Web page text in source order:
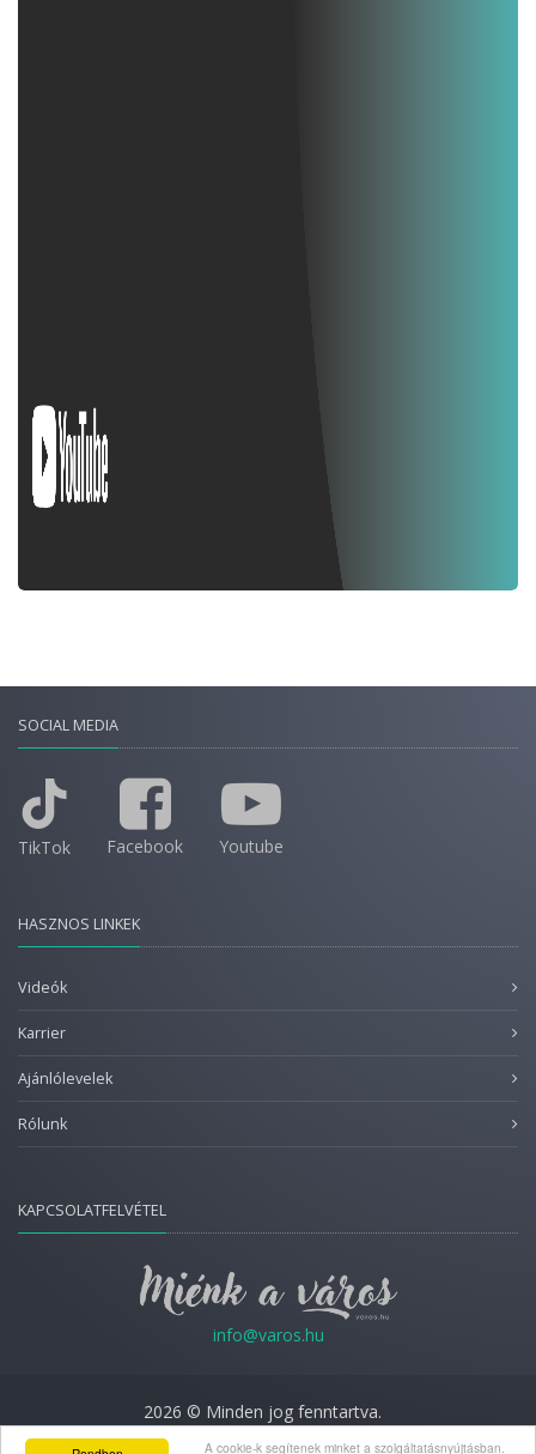
A cookie-k segítenek minket a szolgáltatásnyújtásban.
SOCIAL MEDIA
TikTok Facebook Youtube
HASZNOS LINKEK
Videók
Karrier
Ajánlólevelek
Rólunk
KAPCSOLATFELVÉTEL
info@varos.hu
2026 © Minden jog fenntartva.